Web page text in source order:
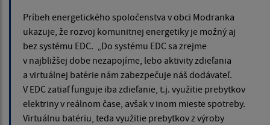
Príbeh energetického spoločenstva v obci Modranka
ukazuje, že rozvoj komunitnej energetiky je možný aj
bez systému EDC. „Do systému EDC sa zrejme
v najbližšej dobe nezapojíme, lebo aktivity zdieľania
a virtuálnej batérie nám zabezpečuje náš dodávateľ.
V EDC zatiaľ funguje iba zdieľanie, t.j. využitie prebytkov
elektriny v reálnom čase, avšak v inom mieste spotreby.
Virtuálnu batériu, teda využitie prebytkov z výroby